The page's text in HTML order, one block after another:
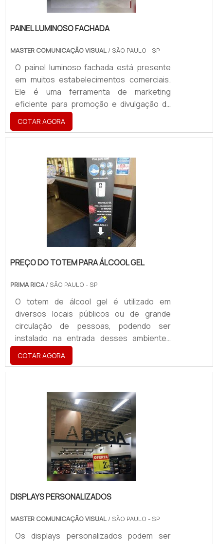
PAINEL LUMINOSO FACHADA
MASTER COMUNICAÇÃO VISUAL / SÃO PAULO - SP
O painel luminoso fachada está presente
em muitos estabelecimentos comerciais.
Ele é uma ferramenta de marketing
eficiente para promoção e divulgação da
marca da empresa.Com sistema de
iluminação back light, ou seja, interna, ele é
instalado na fachada das empresas para
local. O painel geralmente faz parte do
projeto de sinalização das empresas e é
desenvolvido dentro de sua padronização.
De modo geral, é o veículo de divulgação da
empresa no local em que e.
COTAR AGORA
PREÇO DO TOTEM PARA ÁLCOOL GEL
PRIMA RICA/ SÃO PAULO - SP
O totem de álcool gel é utilizado em
diversos locais públicos ou de grande
circulação de pessoas, podendo ser
instalado na entrada desses ambientes
e/ou lugares estratégicos onde há maior
quantidade de público. Por possuir um bom
preço do totem para álcool gel, o
locais, como: Empresas do setor
corporativo; Call Centers; Clínicas e
hospitais; Praças Públicas; Estações de
trem e metrô; Supermercados e
Hipermercados; Entre outros
estabelecimentos de alta circula.
COTAR AGORA
DISPLAYS PERSONALIZADOS
MASTER COMUNICAÇÃO VISUAL / SÃO PAULO - SP
Os displays personalizados podem ser